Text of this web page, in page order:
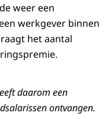
weer een
werkgever binnen
het aantal
daarom een
ontvangen.